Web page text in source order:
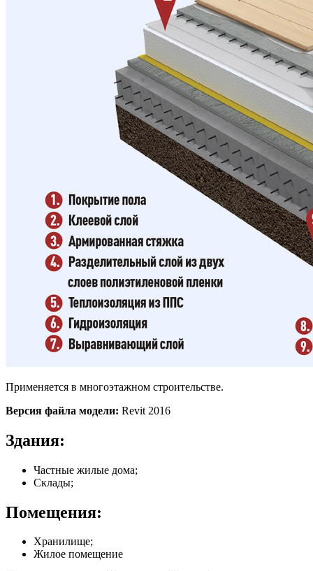
Применяется в многоэтажном строительстве.
Версия файла модели: Revit 2016
Здания:
Частные жилые дома;
Склады;
Помещения:
Хранилище;
Жилое помещение